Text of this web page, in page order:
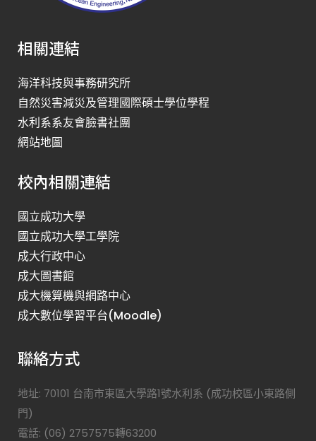
相關連結
海洋科技與事務研究所
自然災害減災及管理國際碩士學位學程
水利系系友會臉書社團
網站地圖
校內相關連結
國立成功大學
國立成功大學工學院
成大行政中心
成大圖書館
成大機算機與網路中心
成大數位學習平台(Moodle)
聯絡方式
地址: 70101 台南市東區大學路1號水利系 (成功校區小東路側
門)
電話: (06) 2757575轉63200